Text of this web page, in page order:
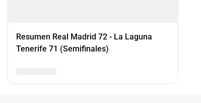
Resumen Real Madrid 72 - La Laguna
Tenerife 71 (Semifinales)